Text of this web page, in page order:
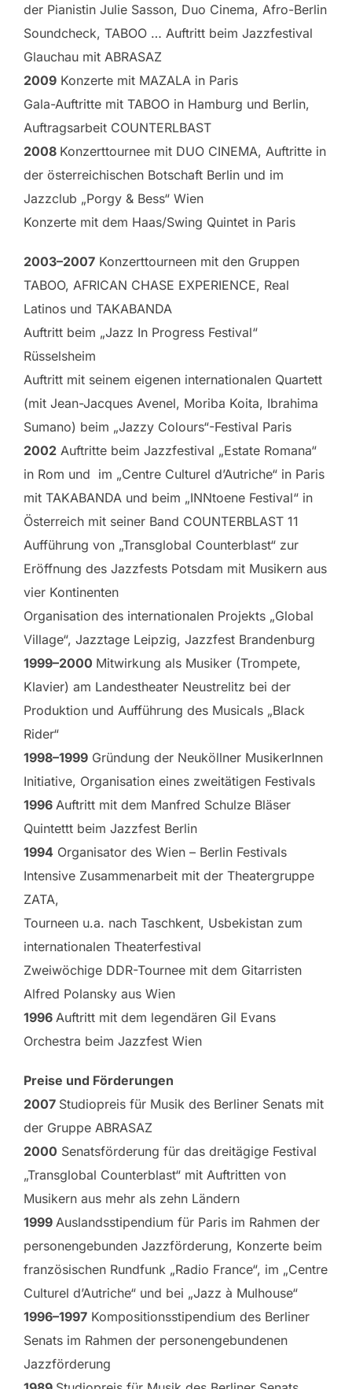
der Pianistin Julie Sasson, Duo Cinema, Afro-Berlin
Soundcheck, TABOO … Auftritt beim Jazzfestival
Glauchau mit ABRASAZ
2009 Konzerte mit MAZALA in Paris
Gala-Auftritte mit TABOO in Hamburg und Berlin,
Auftragsarbeit COUNTERLBAST
2008 Konzerttournee mit DUO CINEMA, Auftritte in
der österreichischen Botschaft Berlin und im
Jazzclub „Porgy & Bess“ Wien
Konzerte mit dem Haas/Swing Quintet in Paris
2003–2007 Konzerttourneen mit den Gruppen
TABOO, AFRICAN CHASE EXPERIENCE, Real
Latinos und TAKABANDA
Auftritt beim „Jazz In Progress Festival“
Rüsselsheim
Auftritt mit seinem eigenen internationalen Quartett
(mit Jean-Jacques Avenel, Moriba Koita, Ibrahima
Sumano) beim „Jazzy Colours“-Festival Paris
2002 Auftritte beim Jazzfestival „Estate Romana“
in Rom und im „Centre Culturel d’Autriche“ in Paris
mit TAKABANDA und beim „INNtoene Festival“ in
Österreich mit seiner Band COUNTERBLAST 11
Aufführung von „Transglobal Counterblast“ zur
Eröffnung des Jazzfests Potsdam mit Musikern aus
vier Kontinenten
Organisation des internationalen Projekts „Global
Village“, Jazztage Leipzig, Jazzfest Brandenburg
1999–2000 Mitwirkung als Musiker (Trompete,
Klavier) am Landestheater Neustrelitz bei der
Produktion und Aufführung des Musicals „Black
Rider“
1998–1999 Gründung der Neuköllner MusikerInnen
Initiative, Organisation eines zweitätigen Festivals
1996 Auftritt mit dem Manfred Schulze Bläser
Quintettt beim Jazzfest Berlin
1994 Organisator des Wien – Berlin Festivals
Intensive Zusammenarbeit mit der Theatergruppe
ZATA,
Tourneen u.a. nach Taschkent, Usbekistan zum
internationalen Theaterfestival
Zweiwöchige DDR-Tournee mit dem Gitarristen
Alfred Polansky aus Wien
1996 Auftritt mit dem legendären Gil Evans
Orchestra beim Jazzfest Wien
Preise und Förderungen
2007 Studiopreis für Musik des Berliner Senats mit
der Gruppe ABRASAZ
2000 Senatsförderung für das dreitägige Festival
„Transglobal Counterblast“ mit Auftritten von
Musikern aus mehr als zehn Ländern
1999 Auslandsstipendium für Paris im Rahmen der
personengebunden Jazzförderung, Konzerte beim
französischen Rundfunk „Radio France“, im „Centre
Culturel d’Autriche“ und bei „Jazz à Mulhouse“
1996–1997 Kompositionsstipendium des Berliner
Senats im Rahmen der personengebundenen
Jazzförderung